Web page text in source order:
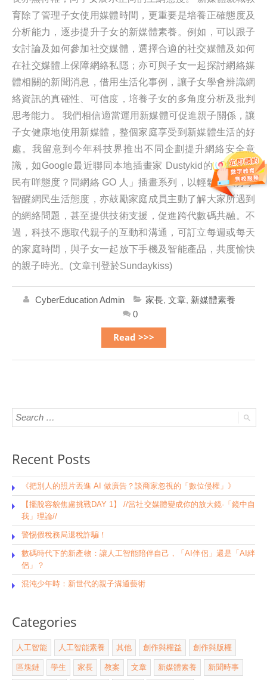
育除了管理子女使用媒體時間，更重要是培養正確態度及
分析能力，逐步提升子女的新媒體素養。例如，可以跟子
女討論及如何參加社交媒體，選擇合適的社交媒體及如何
在社交媒體上保障網絡私隱；亦可與子女一起探討網絡媒
體相關的新聞消息，借用生活化事例，讓子女學會辨識網
絡資訊的真確性、可信度，培養子女的多角度分析及批判
思考能力。 我們相信適當運用新媒體可促進親子關係，讓
子女健康地使用新媒體，整個家庭享受到新媒體生活的好
處。我留意到今年科技界推出不同企劃提升網絡安全意
識，如Google最近聯同本地插畫家 Dustykid的 「智醒網
民有咩態度？問網絡 GO 人」插畫系列，以輕鬆手法分享
智醒網民生活態度，亦鼓勵家庭成員主動了解大家所遇到
的網絡問題，甚至提供技術支援，促進跨代數碼共融。不
過，科技不應取代親子的互動和溝通，可訂立每週或每天
的家庭時間，與子女一起放下手機及智能產品，共度愉快
的親子時光。(文章刊登於Sundaykiss)
CyberEducation Admin 家長, 文章, 新媒體素養
0
Read >>>
Recent Posts
《把別人的照片丟進 AI 做廣告？談商家忽視的「數位侵權」》
【擺脫容貌焦慮挑戰DAY 1】 //當社交媒體變成你的放大鏡·「鏡中自
我」理論//
警惕假稅務局退稅詐騙！
數碼時代下的新產物：讓人工智能陪伴自己，「AI伴侶」還是「AI絆
侶」？
混沌少年時：新世代的親子溝通藝術
Categories
人工智能 人工智能素養 其他 創作與權益 創作與版權
區塊鏈 學生 家長 教案 文章 新媒體素養 新聞時事